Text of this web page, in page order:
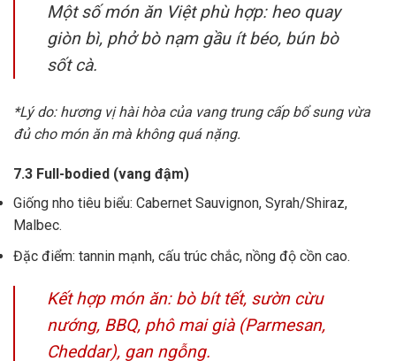
Một số món ăn Việt phù hợp: heo quay
giòn bì, phở bò nạm gầu ít béo, bún bò
sốt cà.
*Lý do: hương vị hài hòa của vang trung cấp bổ sung vừa
đủ cho món ăn mà không quá nặng.
7.3 Full-bodied (vang đậm)
Giống nho tiêu biểu: Cabernet Sauvignon, Syrah/Shiraz,
Malbec.
Đặc điểm: tannin mạnh, cấu trúc chắc, nồng độ cồn cao.
Kết hợp món ăn: bò bít tết, sườn cừu
nướng, BBQ, phô mai già (Parmesan,
Cheddar), gan ngỗng.